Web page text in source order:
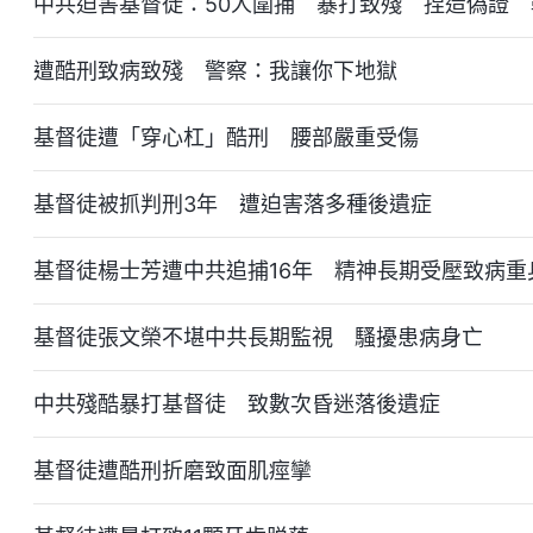
遭酷刑致病致殘 警察：我讓你下地獄
基督徒遭「穿心杠」酷刑 腰部嚴重受傷
基督徒被抓判刑3年 遭迫害落多種後遺症
基督徒楊士芳遭中共追捕16年 精神長期受壓致病重
基督徒張文榮不堪中共長期監視 騷擾患病身亡
中共殘酷暴打基督徒 致數次昏迷落後遺症
基督徒遭酷刑折磨致面肌痙攣